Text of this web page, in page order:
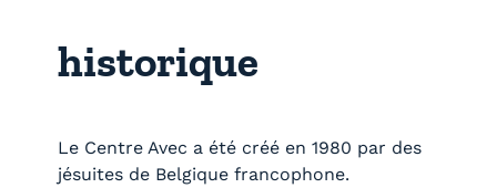
historique
Le Centre Avec a été créé en 1980 par des
jésuites de Belgique francophone.